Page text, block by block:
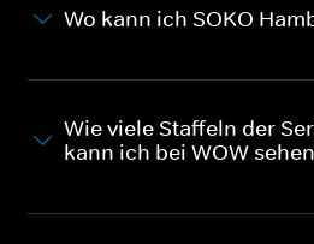
Wo kann ich SOKO
Wie viele Staffeln der
kann ich bei WOW